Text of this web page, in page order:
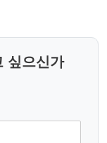
싶으신가